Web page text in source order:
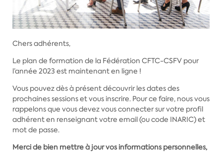
Chers adhérents,
Le plan de formation de la Fédération CFTC-CSFV pour
l’année 2023 est maintenant en ligne !
Vous pouvez dès à présent découvrir les dates des
prochaines sessions et vous inscrire. Pour ce faire, nous vous
rappelons que vous devez vous connecter sur votre profil
adhérent en renseignant votre email (ou code INARIC) et
mot de passe.
Merci de bien mettre à jour vos informations personnelles,